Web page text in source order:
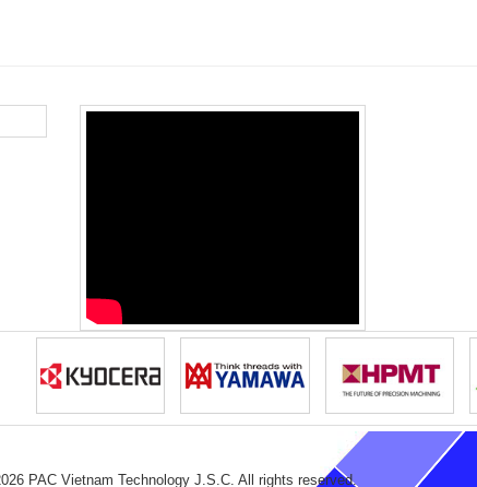
PAC Vietnam Technology J.S.C. All rights reserved.